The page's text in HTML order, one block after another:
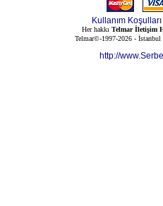
Kullanım Koşulları
Her hakkı Telmar İletişim
Telmar©-1997-2026 -
http://